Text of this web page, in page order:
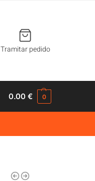
Tramitar pedido
0.00€ 0